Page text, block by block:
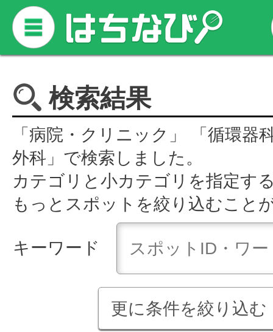
検索結果
「病院・クリニック」 「循環器
外科」で検索しました。
カテゴリと小カテゴリを指定す
もっとスポットを絞り込むこと
キーワード
更に条件を絞り込む